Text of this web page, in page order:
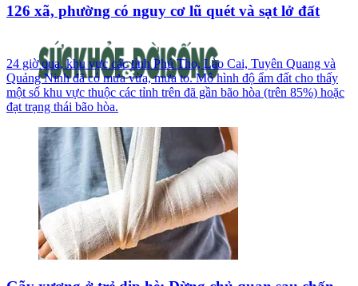
126 xã, phường có nguy cơ lũ quét và sạt lở đất
24 giờ qua, khu vực các tỉnh Phú Thọ, Lào Cai, Tuyên Quang và
Quảng Ninh đã có mưa vừa, mưa to. Mô hình độ ẩm đất cho thấy
một số khu vực thuộc các tỉnh trên đã gần bão hòa (trên 85%) hoặc
đạt trạng thái bão hòa.